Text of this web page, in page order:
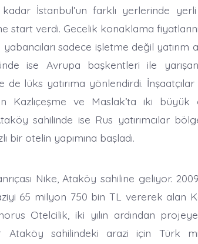
kadar İstanbul’un farklı yerlerinde
start verdi. Gecelik konaklama
sadece işletme değil yatırım
ise Avrupa başkentleri ile
lüks yatırıma yönlendirdi. İnşaatçılar
Kazlıçeşme ve Maslak’ta iki büyük
sahilinde ise Rus yatırımcılar
bir otelin yapımına başladı.
Nike, Ataköy sahiline geliyor.
65 milyon 750 bin TL vererek alan
Otelcilik, iki yılın ardından
Ataköy sahilindeki arazi için Türk